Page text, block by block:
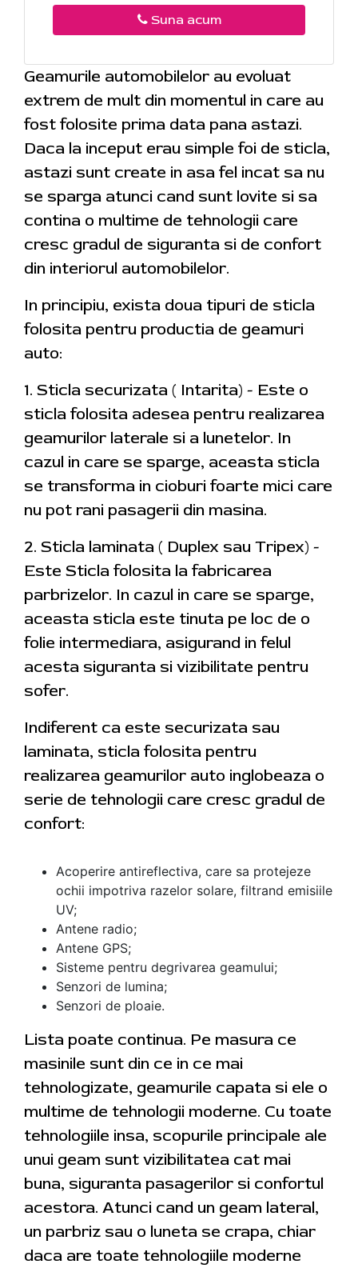
Suna acum
Geamurile automobilelor au evoluat
extrem de mult din momentul in care au
fost folosite prima data pana astazi.
Daca la inceput erau simple foi de sticla,
astazi sunt create in asa fel incat sa nu
se sparga atunci cand sunt lovite si sa
contina o multime de tehnologii care
cresc gradul de siguranta si de confort
din interiorul automobilelor.
In principiu, exista doua tipuri de sticla
folosita pentru productia de geamuri
auto:
1. Sticla securizata ( Intarita) - Este o
sticla folosita adesea pentru realizarea
geamurilor laterale si a lunetelor. In
cazul in care se sparge, aceasta sticla
se transforma in cioburi foarte mici care
nu pot rani pasagerii din masina.
2. Sticla laminata ( Duplex sau Tripex) -
Este Sticla folosita la fabricarea
parbrizelor. In cazul in care se sparge,
aceasta sticla este tinuta pe loc de o
folie intermediara, asigurand in felul
acesta siguranta si vizibilitate pentru
sofer.
Indiferent ca este securizata sau
laminata, sticla folosita pentru
realizarea geamurilor auto inglobeaza o
serie de tehnologii care cresc gradul de
confort:
Acoperire antireflectiva, care sa protejeze
ochii impotriva razelor solare, filtrand emisiile
UV;
Antene radio;
Antene GPS;
Sisteme pentru degrivarea geamului;
Senzori de lumina;
Senzori de ploaie.
Lista poate continua. Pe masura ce
masinile sunt din ce in ce mai
tehnologizate, geamurile capata si ele o
multime de tehnologii moderne. Cu toate
tehnologiile insa, scopurile principale ale
unui geam sunt vizibilitatea cat mai
buna, siguranta pasagerilor si confortul
acestora. Atunci cand un geam lateral,
un parbriz sau o luneta se crapa, chiar
daca are toate tehnologiile moderne